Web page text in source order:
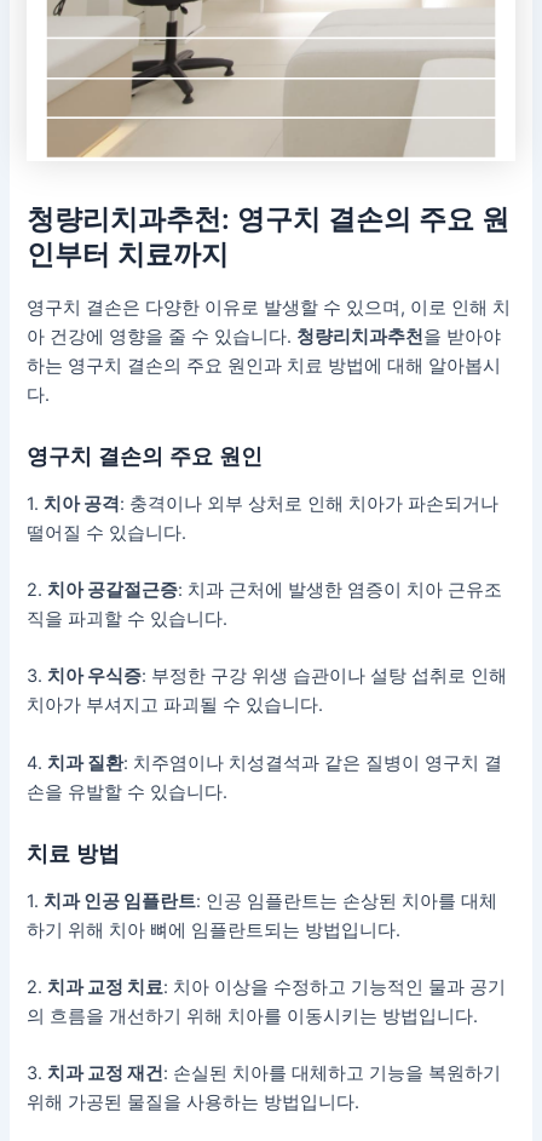
청량리치과추천: 영구치 결손의 주요 원
인부터 치료까지
영구치 결손은 다양한 이유로 발생할 수 있으며, 이로 인해 치
아 건강에 영향을 줄 수 있습니다. 청량리치과추천을 받아야
하는 영구치 결손의 주요 원인과 치료 방법에 대해 알아봅시
다.
영구치 결손의 주요 원인
1.치아 공격: 충격이나 외부 상처로 인해 치아가 파손되거나
떨어질 수 있습니다.
2.치아 공갈절근증: 치과 근처에 발생한 염증이 치아 근유조
직을 파괴할 수 있습니다.
3.치아 우식증: 부정한 구강 위생 습관이나 설탕 섭취로 인해
치아가 부셔지고 파괴될 수 있습니다.
4.치과 질환: 치주염이나 치성결석과 같은 질병이 영구치 결
손을 유발할 수 있습니다.
치료 방법
1.치과 인공 임플란트: 인공 임플란트는 손상된 치아를 대체
하기 위해 치아 뼈에 임플란트되는 방법입니다.
2.치과 교정 치료: 치아 이상을 수정하고 기능적인 물과 공기
의 흐름을 개선하기 위해 치아를 이동시키는 방법입니다.
3.치과 교정 재건: 손실된 치아를 대체하고 기능을 복원하기
위해 가공된 물질을 사용하는 방법입니다.